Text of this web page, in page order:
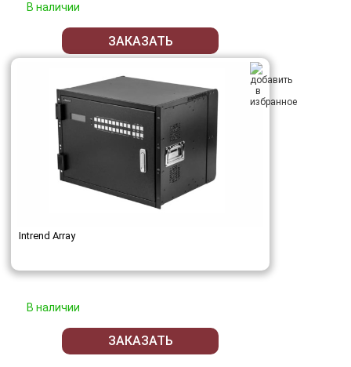
В наличии
ЗАКАЗАТЬ
Intrend Array
В наличии
ЗАКАЗАТЬ